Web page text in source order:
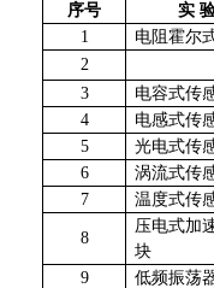
序号
实
1
电阻霍尔
2
3
电容式传
4
电感式传
5
光电式传
6
涡流式传
7
温度式传
8
压电式加
块
9
低频振荡